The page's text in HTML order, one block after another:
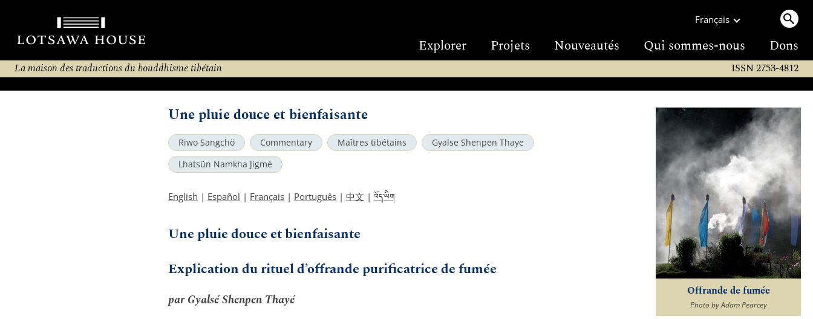
Français
Explorer Projets Nouveautés Qui sommes-nous Dons
La maison des traductions du bouddhisme tibétain ISSN 2753-4812
Une pluie douce et bienfaisante
Riwo Sangchö Commentary Maîtres tibétains
Gyalse Shenpen Thaye
Lhatsün Namkha Jigmé
English | Español | Français | Português | 中文 | བོད་ཡིག
Une pluie douce et bienfaisante
Explication du rituel d’offrande purificatrice de fumée
par Gyalsé Shenpen Thayé
Offrande de fumée
Photo by Adam Pearcey